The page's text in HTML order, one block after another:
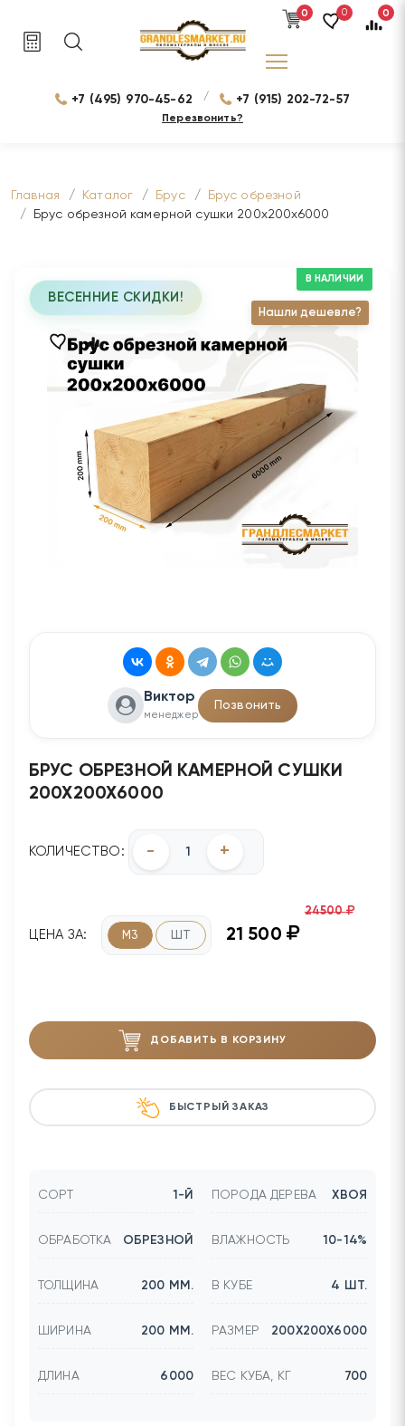
0 0 0
+7 (495) 970-45-62 / +7 (915) 202-72-57
Перезвонить?
Главная Каталог Брус
Брус обрезной
Брус обрезной камерной сушки 200х200х6000
Нашли дешевле?
В НАЛИЧИИ
ВЕСЕННИЕ СКИДКИ!
Виктор
менеджер
Позвонить
БРУС ОБРЕЗНОЙ КАМЕРНОЙ СУШКИ
200Х200Х6000
ЦЕНА ЗА: М3 ШТ 21 500
24500
КОЛИЧЕСТВО: - +
ДОБАВИТЬ В КОРЗИНУ
БЫСТРЫЙ ЗАКАЗ
СОРТ 1-Й ПОРОДА ДЕРЕВА ХВОЯ
ОБРАБОТКА ОБРЕЗНОЙ ВЛАЖНОСТЬ 10-14%
ТОЛЩИНА 200 ММ. В КУБЕ 4 ШТ.
ШИРИНА 200 ММ. РАЗМЕР 200Х200Х6000
ДЛИНА 6000 ВЕС КУБА, КГ 700